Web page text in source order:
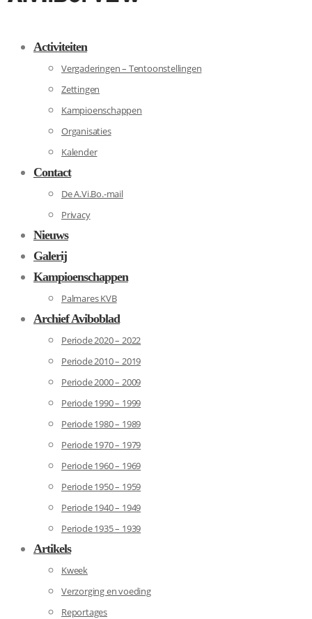
Activiteiten
Vergaderingen – Tentoonstellingen
Zettingen
Kampioenschappen
Organisaties
Kalender
Contact
De A.Vi.Bo.-mail
Privacy
Nieuws
Galerij
Kampioenschappen
Palmares KVB
Archief Aviboblad
Periode 2020 – 2022
Periode 2010 – 2019
Periode 2000 – 2009
Periode 1990 – 1999
Periode 1980 – 1989
Periode 1970 – 1979
Periode 1960 – 1969
Periode 1950 – 1959
Periode 1940 – 1949
Periode 1935 – 1939
Artikels
Kweek
Verzorging en voeding
Reportages